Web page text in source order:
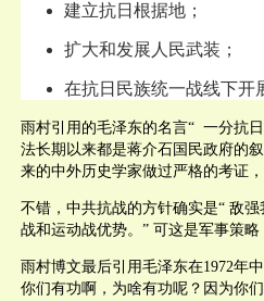
建立抗日根据地；
扩大和发展人民武装；
在抗日民族统一战线下开
雨村引用的毛泽东的名言“ 一分抗
法长期以来都是蒋介石国民政府的
来的中外历史学家做过严格的考证
不错，中共抗战的方针确实是“ 敌
战和运动战优势。” 可这是军事策略
雨村博文最后引用毛泽东在1972年
你们有功啊，为啥有功呢？因为你